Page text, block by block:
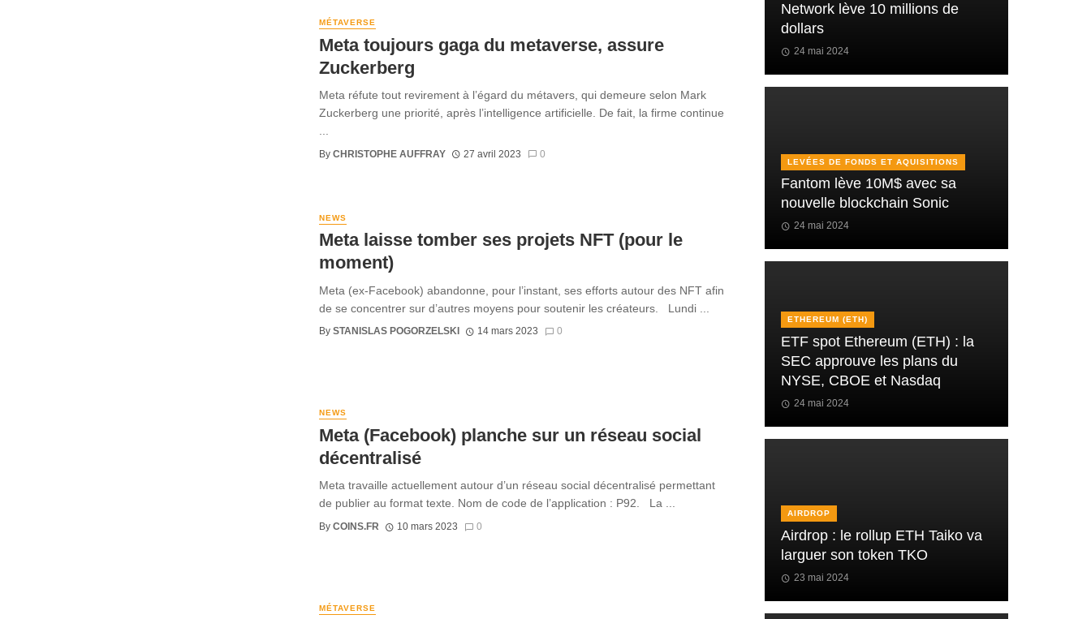
MÉTAVERSE
Meta toujours gaga du metaverse, assure
Zuckerberg
Meta réfute tout revirement à l’égard du métavers, qui demeure selon Mark
Zuckerberg une priorité, après l’intelligence artificielle. De fait, la firme continue
...
By CHRISTOPHE AUFFRAY 27 avril 2023 0
NEWS
Meta laisse tomber ses projets NFT (pour le
moment)
Meta (ex-Facebook) abandonne, pour l’instant, ses efforts autour des NFT afin
de se concentrer sur d’autres moyens pour soutenir les créateurs. Lundi ...
By STANISLAS POGORZELSKI 14 mars 2023 0
NEWS
Meta (Facebook) planche sur un réseau social
décentralisé
Meta travaille actuellement autour d’un réseau social décentralisé permettant
de publier au format texte. Nom de code de l’application : P92. La ...
By COINS.FR 10 mars 2023 0
MÉTAVERSE
Network lève 10 millions de
dollars
24 mai 2024
LEVÉES DE FONDS ET AQUISITIONS
Fantom lève 10M$ avec sa
nouvelle blockchain Sonic
24 mai 2024
ETHEREUM (ETH)
ETF spot Ethereum (ETH) : la
SEC approuve les plans du
NYSE, CBOE et Nasdaq
24 mai 2024
AIRDROP
Airdrop : le rollup ETH Taiko va
larguer son token TKO
23 mai 2024